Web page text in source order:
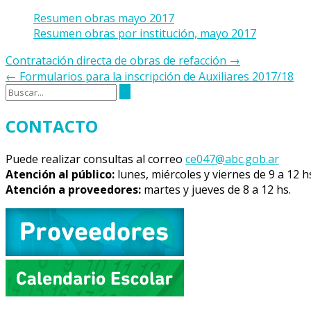
Resumen obras mayo 2017
Resumen obras por institución, mayo 2017
Navegación
de
la
entrada
Contratación directa de obras de refacción →
← Formularios para la inscripción de Auxiliares 2017/18
CONTACTO
Puede realizar consultas al correo ce047@abc.gob.ar
Atención al público: lunes, miércoles y viernes de 9 a 12
Atención a proveedores: martes y jueves de 8 a 12 hs.